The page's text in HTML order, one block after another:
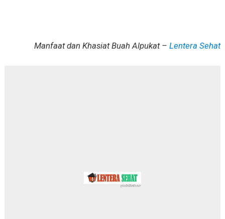
Manfaat dan Khasiat Buah Alpukat –Lentera Sehat